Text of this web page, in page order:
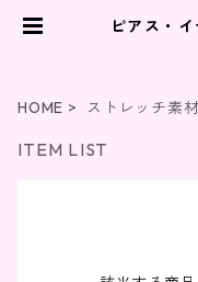
ピアス・
HOME ストレッチ素材
ITEM LIST